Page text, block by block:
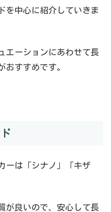
を中心に紹介していきま
エーションにあわせて長
おすすめです。
ーは「シナノ」「キザ
が良いので、安心して長